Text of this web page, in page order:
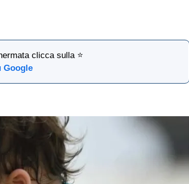
clicca sulla ⭐
Google